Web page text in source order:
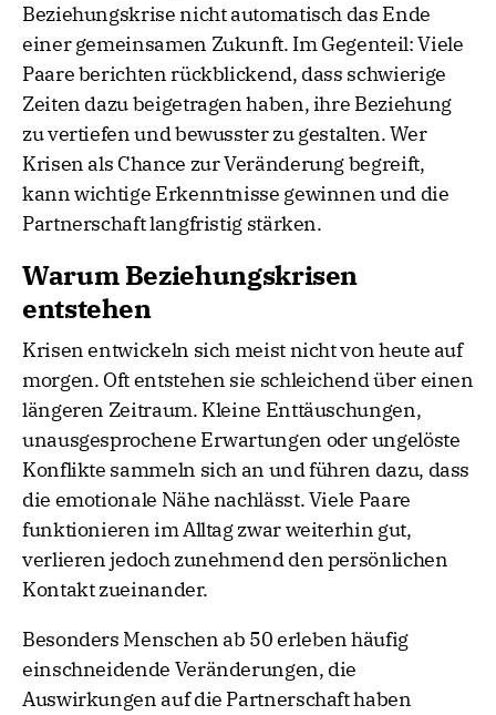
Beziehungskrise nicht automatisch das Ende
einer gemeinsamen Zukunft. Im Gegenteil: Viele
Paare berichten rückblickend, dass schwierige
Zeiten dazu beigetragen haben, ihre Beziehung
zu vertiefen und bewusster zu gestalten. Wer
Krisen als Chance zur Veränderung begreift,
kann wichtige Erkenntnisse gewinnen und die
Partnerschaft langfristig stärken.
Warum Beziehungskrisen
entstehen
Krisen entwickeln sich meist nicht von heute auf
morgen. Oft entstehen sie schleichend über einen
längeren Zeitraum. Kleine Enttäuschungen,
unausgesprochene Erwartungen oder ungelöste
Konflikte sammeln sich an und führen dazu, dass
die emotionale Nähe nachlässt. Viele Paare
funktionieren im Alltag zwar weiterhin gut,
verlieren jedoch zunehmend den persönlichen
Kontakt zueinander.
Besonders Menschen ab 50 erleben häufig
einschneidende Veränderungen, die
Auswirkungen auf die Partnerschaft haben